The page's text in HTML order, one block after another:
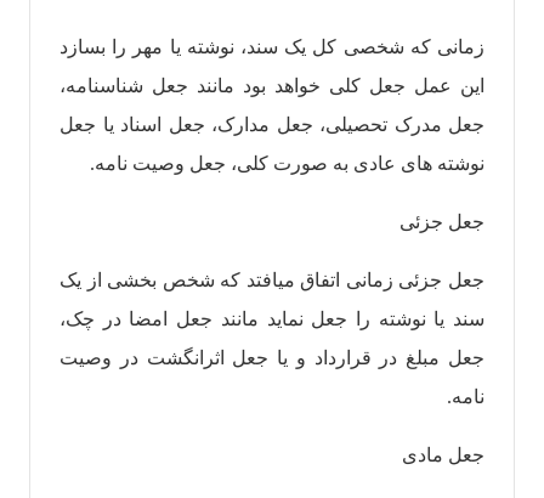
زمانی که شخصی کل یک سند، نوشته یا مهر را بسازد
این عمل جعل کلی خواهد بود مانند جعل شناسنامه،
جعل مدرک تحصیلی، جعل مدارک، جعل اسناد یا جعل
نوشته های عادی به صورت کلی، جعل وصیت نامه.
جعل جزئی
جعل جزئی زمانی اتفاق میافتد که شخص بخشی از یک
سند یا نوشته را جعل نماید مانند جعل امضا در چک،
جعل مبلغ در قرارداد و یا جعل اثرانگشت در وصیت
نامه.
جعل مادی